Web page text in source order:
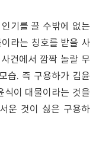
기를 끌 수밖에 없는
라는 칭호를 받을 사
건에서 깜짝 놀랄 무
습. 즉 구용하가 김윤
식이 대물이라는 것을
운 것이 싫은 구용하